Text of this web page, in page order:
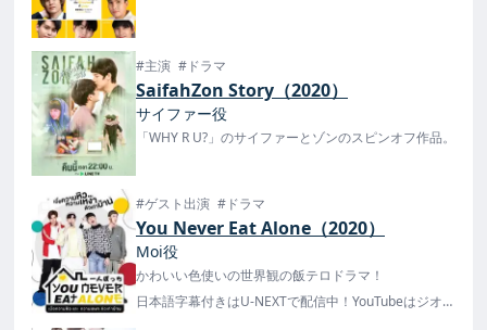
#主演 #ドラマ
SaifahZon Story（2020）
サイファー役
「WHY R U?」のサイファーとゾンのスピンオフ作品。
#ゲスト出演 #ドラマ
You Never Eat Alone（2020）
Moi役
かわいい色使いの世界観の飯テロドラマ！
日本語字幕付きはU-NEXTで配信中！YouTubeはジオブ